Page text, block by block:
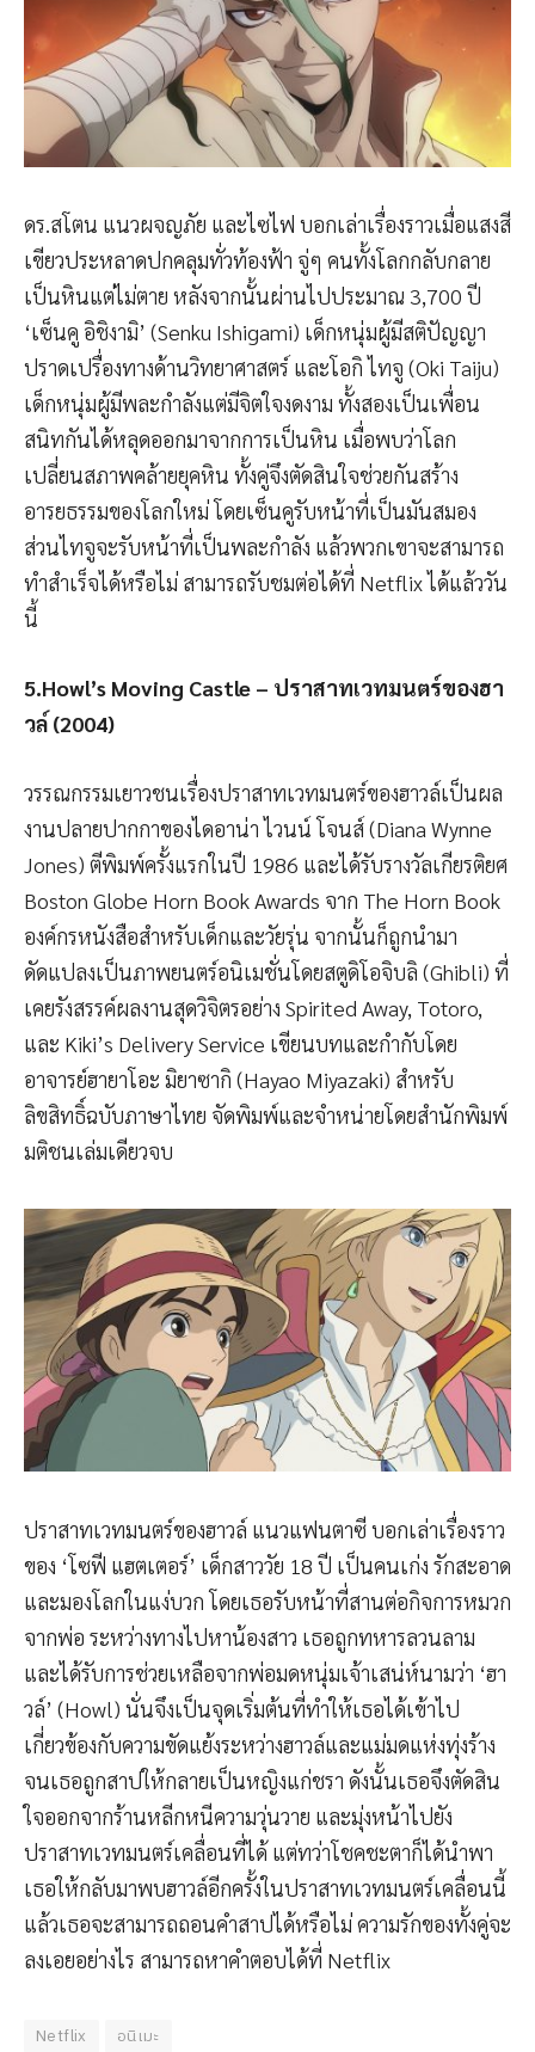
ดร.สโตน แนวผจญภัย และไซไฟ บอกเล่าเรื่องราวเมื่อแสงสี
เขียวประหลาดปกคลุมทั่วท้องฟ้า จู่ๆ คนทั้งโลกกลับกลาย
เป็นหินแต่ไม่ตาย หลังจากนั้นผ่านไปประมาณ 3,700 ปี
‘เซ็นคู อิชิงามิ’ (Senku Ishigami) เด็กหนุ่มผู้มีสติปัญญา
ปราดเปรื่องทางด้านวิทยาศาสตร์ และโอกิ ไทจู (Oki Taiju)
เด็กหนุ่มผู้มีพละกำลังแต่มีจิตใจงดงาม ทั้งสองเป็นเพื่อน
สนิทกันได้หลุดออกมาจากการเป็นหิน เมื่อพบว่าโลก
เปลี่ยนสภาพคล้ายยุคหิน ทั้งคู่จึงตัดสินใจช่วยกันสร้าง
อารยธรรมของโลกใหม่ โดยเซ็นคูรับหน้าที่เป็นมันสมอง
ส่วนไทจูจะรับหน้าที่เป็นพละกำลัง แล้วพวกเขาจะสามารถ
ทำสำเร็จได้หรือไม่ สามารถรับชมต่อได้ที่ Netflix ได้แล้ววัน
นี้
5.Howl’s Moving Castle – ปราสาทเวทมนตร์ของฮา
วล์ (2004)
วรรณกรรมเยาวชนเรื่องปราสาทเวทมนตร์ของฮาวล์เป็นผล
งานปลายปากกาของไดอาน่า ไวนน์ โจนส์ (Diana Wynne
Jones) ตีพิมพ์ครั้งแรกในปี 1986 และได้รับรางวัลเกียรติยศ
Boston Globe Horn Book Awards จาก The Horn Book
องค์กรหนังสือสำหรับเด็กและวัยรุ่น จากนั้นก็ถูกนำมา
ดัดแปลงเป็นภาพยนตร์อนิเมชั่นโดยสตูดิโอจิบลิ (Ghibli) ที่
เคยรังสรรค์ผลงานสุดวิจิตรอย่าง Spirited Away, Totoro,
และ Kiki’s Delivery Service เขียนบทและกำกับโดย
อาจารย์ฮายาโอะ มิยาซากิ (Hayao Miyazaki) สำหรับ
ลิขสิทธิ์ฉบับภาษาไทย จัดพิมพ์และจำหน่ายโดยสำนักพิมพ์
มติชนเล่มเดียวจบ
ปราสาทเวทมนตร์ของฮาวล์ แนวแฟนตาซี บอกเล่าเรื่องราว
ของ ‘โซฟี แฮตเตอร์’ เด็กสาววัย 18 ปี เป็นคนเก่ง รักสะอาด
และมองโลกในแง่บวก โดยเธอรับหน้าที่สานต่อกิจการหมวก
จากพ่อ ระหว่างทางไปหาน้องสาว เธอถูกทหารลวนลาม
และได้รับการช่วยเหลือจากพ่อมดหนุ่มเจ้าเสน่ห์นามว่า ‘ฮา
วล์’ (Howl) นั่นจึงเป็นจุดเริ่มต้นที่ทำให้เธอได้เข้าไป
เกี่ยวข้องกับความขัดแย้งระหว่างฮาวล์และแม่มดแห่งทุ่งร้าง
จนเธอถูกสาปให้กลายเป็นหญิงแก่ชรา ดังนั้นเธอจึงตัดสิน
ใจออกจากร้านหลีกหนีความวุ่นวาย และมุ่งหน้าไปยัง
ปราสาทเวทมนตร์เคลื่อนที่ได้ แต่ทว่าโชคชะตาก็ได้นำพา
เธอให้กลับมาพบฮาวล์อีกครั้งในปราสาทเวทมนตร์เคลื่อนนี้
แล้วเธอจะสามารถถอนคำสาปได้หรือไม่ ความรักของทั้งคู่จะ
ลงเอยอย่างไร สามารถหาคำตอบได้ที่ Netflix
Netflix อนิเมะ